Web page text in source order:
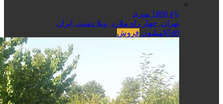
باغ 1800 متری
تهران, چهار راه ملارد, ویلا دشت, ایران
$540میلیون
فروش